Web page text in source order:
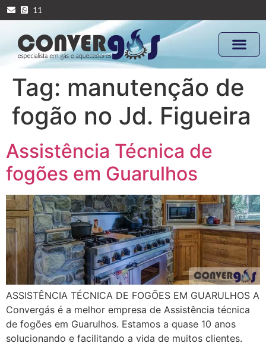
11
Tag: manutenção de
fogão no Jd. Figueira
Assistência Técnica de
fogões em Guarulhos
ASSISTÊNCIA TÉCNICA DE FOGÕES EM GUARULHOS A
Convergás é a melhor empresa de Assistência técnica
de fogões em Guarulhos. Estamos a quase 10 anos
solucionando e facilitando a vida de muitos clientes.